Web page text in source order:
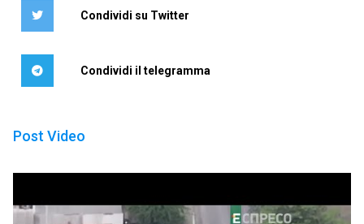
Condividi su Twitter
Condividi il telegramma
Post Video